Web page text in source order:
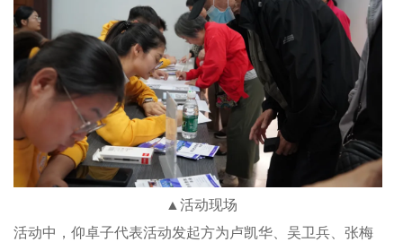
▲活动现场
活动中，仰卓子代表活动发起方为卢凯华、吴卫兵、张梅